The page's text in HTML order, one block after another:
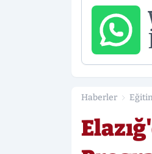
Haberler